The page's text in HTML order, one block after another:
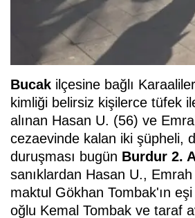
Bucak ilçesine bağlı
kimliği belirsiz kişilerce tüfek
alınan Hasan U. (56) ve
cezaevinde kalan iki şüpheli,
duruşması bugün Burdur 2.
sanıklardan Hasan U.,
maktul Gökhan Tombak'ın
oğlu Kemal Tombak ve taraf